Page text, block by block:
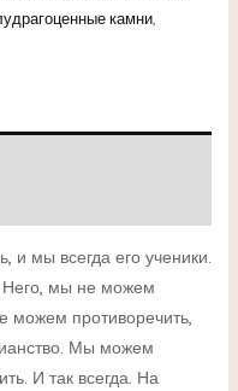
камни,
и мы всегда его ученики.
Него, мы не можем
можем противоречить,
Мы можем
И так всегда. На